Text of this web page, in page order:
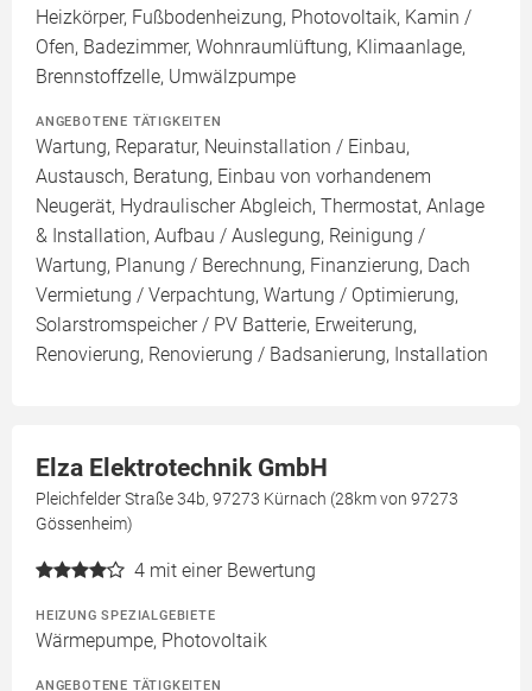
Heizkörper, Fußbodenheizung, Photovoltaik, Kamin /
Ofen, Badezimmer, Wohnraumlüftung, Klimaanlage,
Brennstoffzelle, Umwälzpumpe
ANGEBOTENE TÄTIGKEITEN
Wartung, Reparatur, Neuinstallation / Einbau,
Austausch, Beratung, Einbau von vorhandenem
Neugerät, Hydraulischer Abgleich, Thermostat, Anlage
& Installation, Aufbau / Auslegung, Reinigung /
Wartung, Planung / Berechnung, Finanzierung, Dach
Vermietung / Verpachtung, Wartung / Optimierung,
Solarstromspeicher / PV Batterie, Erweiterung,
Renovierung, Renovierung / Badsanierung, Installation
Elza Elektrotechnik GmbH
Pleichfelder Straße 34b, 97273 Kürnach (28km von 97273
Gössenheim)
4 mit einer Bewertung
HEIZUNG SPEZIALGEBIETE
Wärmepumpe, Photovoltaik
ANGEBOTENE TÄTIGKEITEN